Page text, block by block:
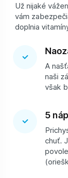
Už nijaké
vám
doplnia
A
naši
však
5
chuť.